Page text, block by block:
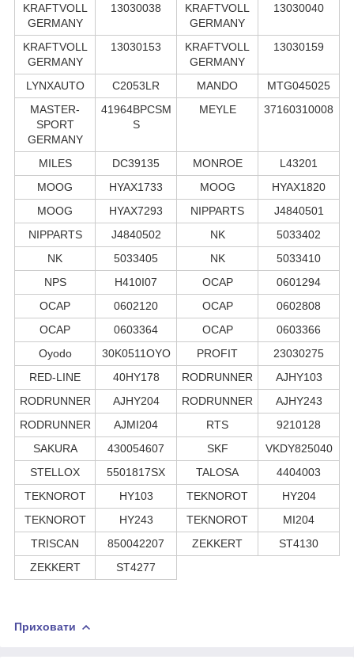
KRAFTVOLL
GERMANY
13030038
KRAFTVOLL
GERMANY
13030040
KRAFTVOLL
GERMANY
13030153
KRAFTVOLL
GERMANY
13030159
LYNXAUTO C2053LR MANDO
MTG045025
MASTER-
SPORT
GERMANY
41964BPCSM
S
MEYLE 37160310008
MILES DC39135 MONROE
L43201
MOOG
HYAX1733 MOOG
HYAX1820
MOOG
HYAX7293 NIPPARTS
J4840501
NIPPARTS
J4840502 NK
5033402
NK
5033405 NK
5033410
NPS
H410I07 OCAP
0601294
OCAP
0602120 OCAP
0602808
OCAP
0603364 OCAP
0603366
Oyodo
30K0511OYO PROFIT
23030275
RED-LINE
40HY178 RODRUNNER
AJHY103
RODRUNNER
AJHY204 RODRUNNER
AJHY243
RODRUNNER
AJMI204 RTS
9210128
SAKURA
430054607 SKF
VKDY825040
STELLOX
5501817SX TALOSA
4404003
TEKNOROT
HY103 TEKNOROT
HY204
TEKNOROT
HY243 TEKNOROT
MI204
TRISCAN
850042207 ZEKKERT
ST4130
ZEKKERT
ST4277
Приховати